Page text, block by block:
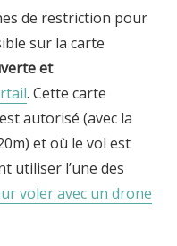
de restriction pour
sur la carte
et
. Cette carte
autorisé (avec la
et où le vol est
utiliser l’une des
voler avec un drone